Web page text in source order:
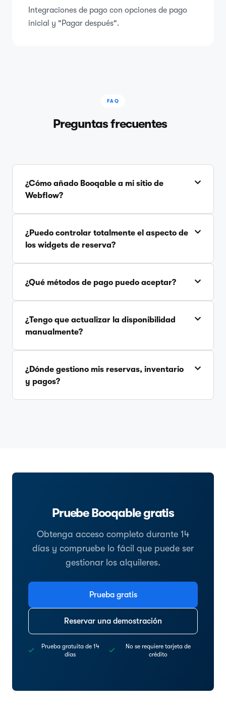
Integraciones de pago con opciones de pago
inicial y "Pagar después".
FAQ
Preguntas frecuentes
¿Cómo añado Booqable a mi sitio de
Webflow?
¿Puedo controlar totalmente el aspecto de
los widgets de reserva?
¿Qué métodos de pago puedo aceptar?
¿Tengo que actualizar la disponibilidad
manualmente?
¿Dónde gestiono mis reservas, inventario
y pagos?
Pruebe Booqable gratis
Obtenga acceso completo durante 14
días y compruebe lo fácil que puede ser
gestionar los alquileres.
Prueba gratis
Reservar una demostración
Prueba gratuita de 14
días
No se requiere tarjeta de
crédito